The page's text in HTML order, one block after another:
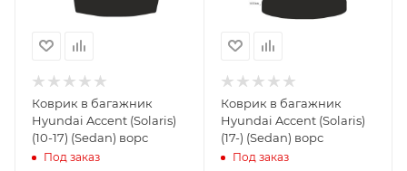
Коврик в багажник
Hyundai Accent (Solaris)
(10-17) (Sedan) ворс
Под заказ
Коврик в багажник
Hyundai Accent (Solaris)
(17-) (Sedan) ворс
Под заказ